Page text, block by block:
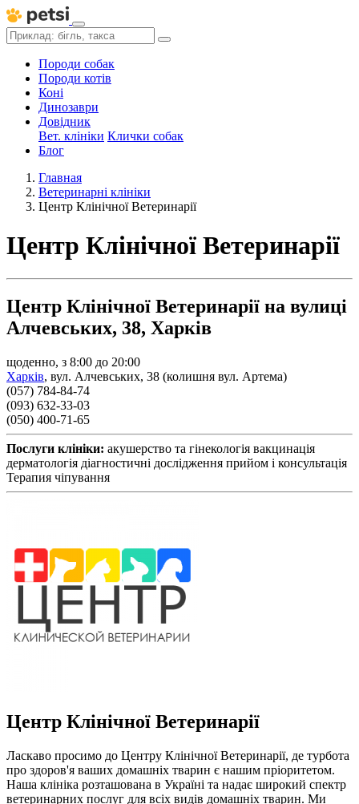
Породи собак
Породи котів
Коні
Динозаври
Довідник
Вет. клініки Клички собак
Блог
Главная
Ветеринарні клініки
Центр Клінічної Ветеринарії
Центр Клінічної Ветеринарії
Центр Клінічної Ветеринарії на вулиці
Алчевських, 38, Харків
щоденно, з 8:00 до 20:00
Харків, вул. Алчевських, 38 (колишня вул. Артема)
(057) 784-84-74
(093) 632-33-03
(050) 400-71-65
Послуги клініки: акушерство та гінекологія вакцинація
дерматологія діагностичні дослідження прийом і консультація
Терапия чіпування
Центр Клінічної Ветеринарії
Ласкаво просимо до Центру Клінічної Ветеринарії, де турбота
про здоров'я ваших домашніх тварин є нашим пріоритетом.
Наша клініка розташована в Україні та надає широкий спектр
ветеринарних послуг для всіх видів домашніх тварин. Ми